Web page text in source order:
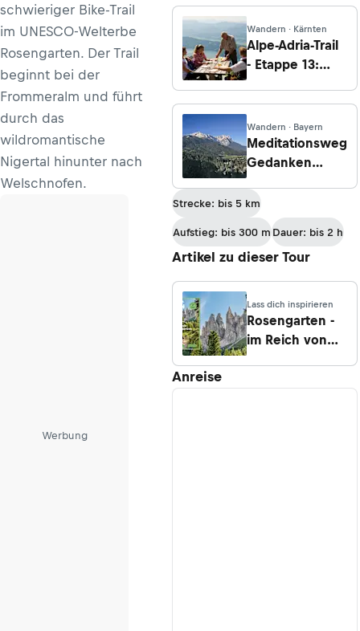
schwieriger Bike-Trail
im UNESCO-Welterbe
Rosengarten. Der Trail
beginnt bei der
Frommeralm und führt
durch das
wildromantische
Nigertal hinunter nach
Welschnofen.
Werbung
Hermann-
Kreilinger-Steig:
Von der
Schlossalm
Angertal
Wandern · Kärnten
Alpe-Adria-Trail
- Etappe 13:
- Döbriach
Wandern · Bayern
Meditationsweg
Gedanken
Strecke: bis 5 km
Aufstieg: bis 300 m Dauer: bis 2 h
Artikel zu dieser Tour
Lass dich inspirieren
Rosengarten -
im Reich von
Anreise